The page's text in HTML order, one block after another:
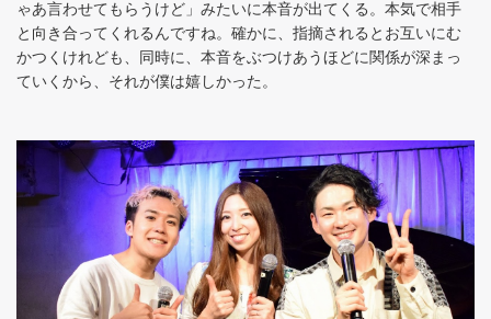
ゃあ言わせてもらうけど」みたいに本音が出てくる。本気で相手
と向き合ってくれるんですね。確かに、指摘されるとお互いにむ
かつくけれども、同時に、本音をぶつけあうほどに関係が深まっ
ていくから、それが僕は嬉しかった。